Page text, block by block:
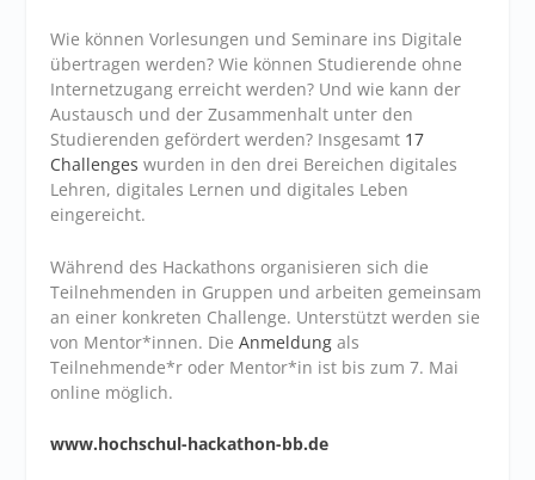
Wie können Vorlesungen und Seminare ins Digitale
übertragen werden? Wie können Studierende ohne
Internetzugang erreicht werden? Und wie kann der
Austausch und der Zusammenhalt unter den
Studierenden gefördert werden? Insgesamt 17
Challenges wurden in den drei Bereichen digitales
Lehren, digitales Lernen und digitales Leben
eingereicht.
Während des Hackathons organisieren sich die
Teilnehmenden in Gruppen und arbeiten gemeinsam
an einer konkreten Challenge. Unterstützt werden sie
von Mentor*innen. DieAnmeldung als
Teilnehmende*r oder Mentor*in ist bis zum 7. Mai
online möglich.
www.hochschul-hackathon-bb.de